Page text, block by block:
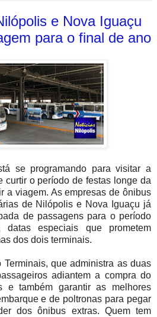
e Nova Iguaçu
para o final de ano
se programando para visitar a
curtir o período de festas longe da
a viagem. As empresas de ônibus
de Nilópolis e Nova Iguaçu já
de passagens para o período
especiais que prometem
dos dois terminais.
que administra as duas
adiantem a compra do
e também garantir as melhores
e de poltronas para pegar
dos ônibus extras. Quem tem